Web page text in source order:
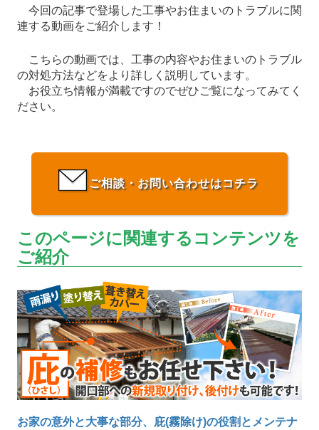
今回の記事で登場した工事やお住まいのトラブルに関
連する動画をご紹介します！
こちらの動画では、工事の内容やお住まいのトラブル
の対処方法などをより詳しく説明しています。
お役立ち情報が満載ですのでぜひご覧になってみてく
ださい。
ご相談・お問い合わせはコチラ
このページに関連するコンテンツを
ご紹介
お家の意外と大事な部分、庇(霧除け)の役割とメンテナ